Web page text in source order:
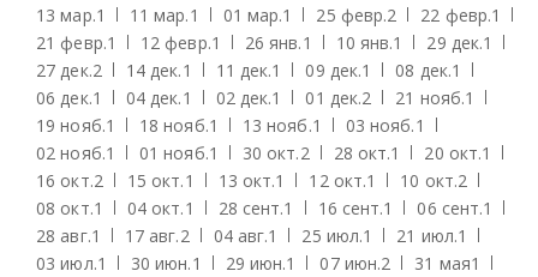
13 мар.1 11 мар.1 01 мар.1 25 февр.2 22 февр.1
21 февр.1 12 февр.1 26 янв.1 10 янв.1 29 дек.1
27 дек.2 14 дек.1 11 дек.1 09 дек.1 08 дек.1
06 дек.1 04 дек.1 02 дек.1 01 дек.2 21 нояб.1
19 нояб.1 18 нояб.1 13 нояб.1 03 нояб.1
02 нояб.1 01 нояб.1 30 окт.2 28 окт.1 20 окт.1
16 окт.2 15 окт.1 13 окт.1 12 окт.1 10 окт.2
08 окт.1 04 окт.1 28 сент.1 16 сент.1 06 сент.1
28 авг.1 17 авг.2 04 авг.1 25 июл.1 21 июл.1
03 июл.1 30 июн.1 29 июн.1 07 июн.2 31 мая1